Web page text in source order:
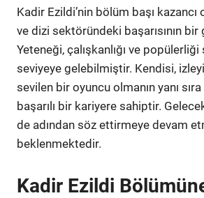
Kadir Ezildi’nin bölüm başı
ve dizi sektöründeki başarısının
Yeteneği, çalışkanlığı ve
seviyeye gelebilmiştir. Kendisi,
sevilen bir oyuncu olmanın yanı
başarılı bir kariyere sahiptir.
de adından söz ettirmeye devam
beklenmektedir.
Kadir Ezildi